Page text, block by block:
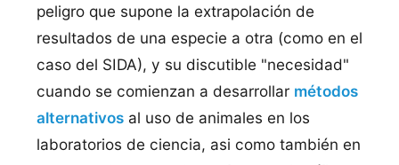
peligro que supone la extrapolación de
resultados de una especie a otra (como en el
caso del SIDA), y su discutible "necesidad"
cuando se comienzan a desarrollar métodos
alternativosal uso de animales en los
laboratorios de ciencia, asi como también en